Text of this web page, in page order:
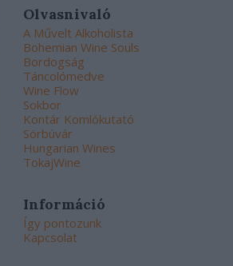
Olvasnivaló
A Művelt Alkoholista
Bohemian Wine Souls
Bordogság
Táncolómedve
Wine Flow
Sokbor
Kontár Komlókutató
Sörbúvár
Hungarian Wines
TokajWine
Információ
Így pontozunk
Kapcsolat